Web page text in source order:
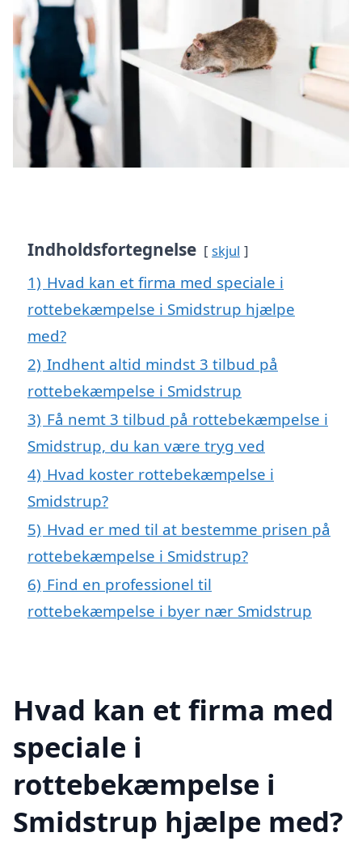
Indholdsfortegnelse skjul
1) Hvad kan et firma med speciale i
rottebekæmpelse i Smidstrup hjælpe
med?
2) Indhent altid mindst 3 tilbud på
rottebekæmpelse i Smidstrup
3) Få nemt 3 tilbud på rottebekæmpelse i
Smidstrup, du kan være tryg ved
4) Hvad koster rottebekæmpelse i
Smidstrup?
5) Hvad er med til at bestemme prisen på
rottebekæmpelse i Smidstrup?
6) Find en professionel til
rottebekæmpelse i byer nær Smidstrup
Hvad kan et firma med
speciale i
rottebekæmpelse i
Smidstrup hjælpe med?